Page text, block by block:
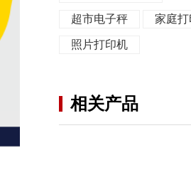
超市电子秤 家庭
照片打印机
相关产品